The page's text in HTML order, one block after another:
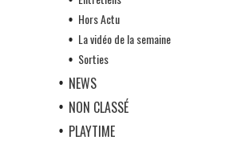
Hors Actu
La vidéo de la semaine
Sorties
NEWS
NON CLASSÉ
PLAYTIME